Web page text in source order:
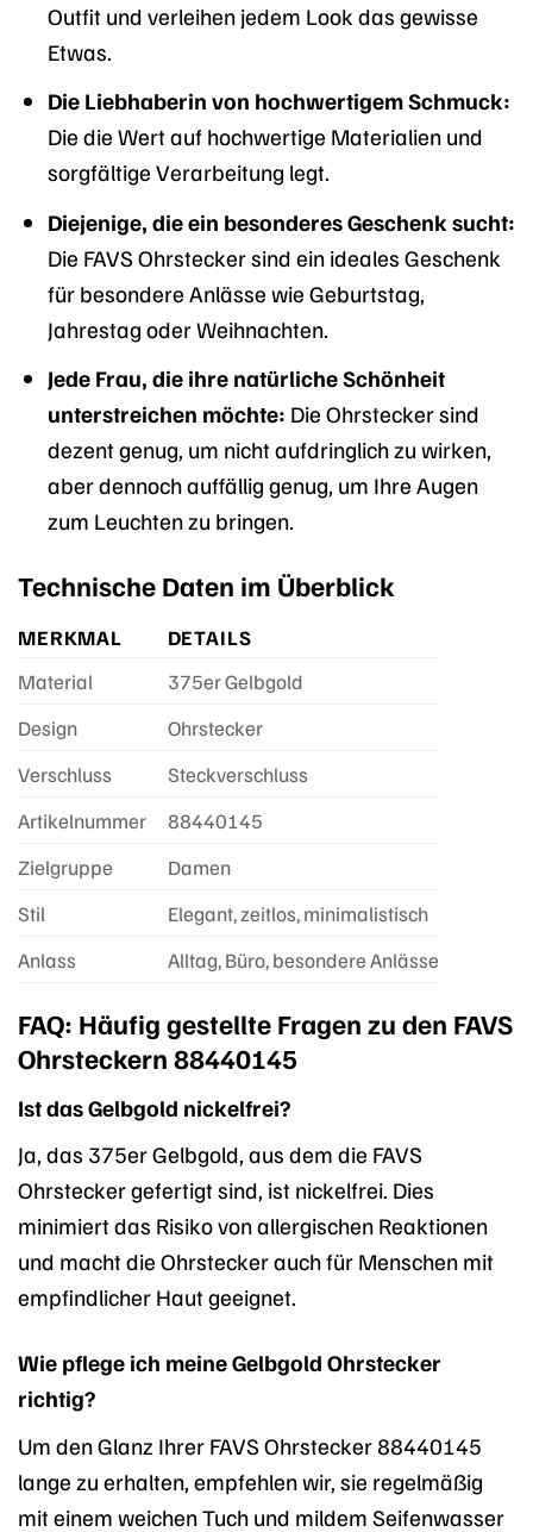
Outfit und verleihen jedem Look das gewisse
Etwas.
Die Liebhaberin von hochwertigem Schmuck:
Die die Wert auf hochwertige Materialien und
sorgfältige Verarbeitung legt.
Diejenige, die ein besonderes Geschenk sucht:
Die FAVS Ohrstecker sind ein ideales Geschenk
für besondere Anlässe wie Geburtstag,
Jahrestag oder Weihnachten.
Jede Frau, die ihre natürliche Schönheit
unterstreichen möchte: Die Ohrstecker sind
dezent genug, um nicht aufdringlich zu wirken,
aber dennoch auffällig genug, um Ihre Augen
zum Leuchten zu bringen.
Technische Daten im Überblick
MERKMAL
DETAILS
Material
375er Gelbgold
Design
Ohrstecker
Verschluss
Steckverschluss
Artikelnummer
88440145
Zielgruppe
Damen
Stil
Elegant, zeitlos, minimalistisch
Anlass
Alltag, Büro, besondere Anlässe
FAQ: Häufig gestellte Fragen zu den FAVS
Ohrsteckern 88440145
Ist das Gelbgold nickelfrei?
Ja, das 375er Gelbgold, aus dem die FAVS
Ohrstecker gefertigt sind, ist nickelfrei. Dies
minimiert das Risiko von allergischen Reaktionen
und macht die Ohrstecker auch für Menschen mit
empfindlicher Haut geeignet.
Wie pflege ich meine Gelbgold Ohrstecker
richtig?
Um den Glanz Ihrer FAVS Ohrstecker 88440145
lange zu erhalten, empfehlen wir, sie regelmäßig
mit einem weichen Tuch und mildem Seifenwasser